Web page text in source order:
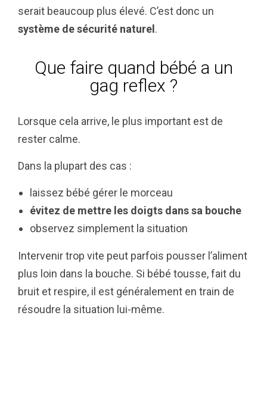
serait beaucoup plus élevé. C’est donc un
système de sécurité naturel .
Que faire quand bébé a un
gag reflex ?
Lorsque cela arrive, le plus important est de
rester calme.
Dans la plupart des cas :
laissez bébé gérer le morceau
évitez de mettre les doigts dans sa bouche
observez simplement la situation
Intervenir trop vite peut parfois pousser l’aliment
plus loin dans la bouche. Si bébé tousse, fait du
bruit et respire, il est généralement en train de
résoudre la situation lui-même.